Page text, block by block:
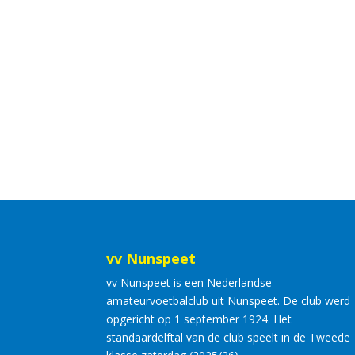
vv Nunspeet
vv Nunspeet is een Nederlandse
amateurvoetbalclub uit Nunspeet. De club werd
opgericht op 1 september 1924. Het
standaardelftal van de club speelt in de Tweede